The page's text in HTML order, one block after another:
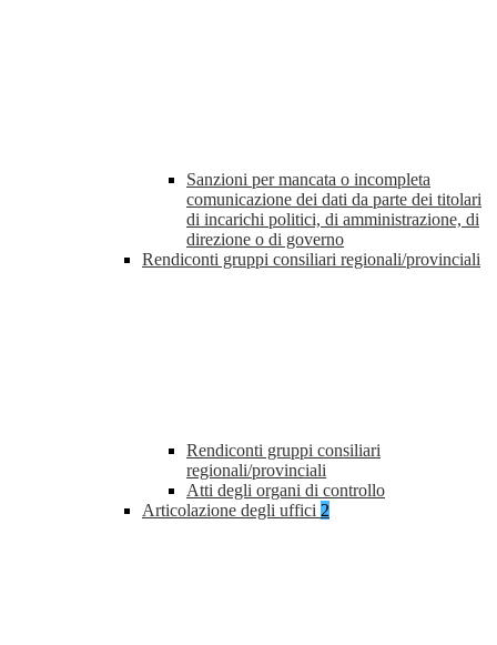
Sanzioni per mancata o incompleta
comunicazione dei dati da parte dei titolari
di incarichi politici, di amministrazione, di
direzione o di governo
Rendiconti gruppi consiliari regionali/provinciali
Rendiconti gruppi consiliari
regionali/provinciali
Atti degli organi di controllo
Articolazione degli uffici 2